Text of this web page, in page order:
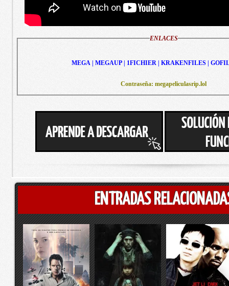
ENLACES
MEGA | MEGAUP | 1FICHIER | KRAKENFILES |
Contraseña: megapeliculasrip.lol
ENTRADAS